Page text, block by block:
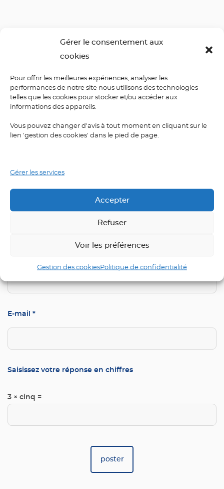
Gérer le consentement aux
cookies
Pour offrir les meilleures expériences, analyser les
performances de notre site nous utilisons des technologies
telles que les cookies pour stocker et/ou accéder aux
informations des appareils.
Vous pouvez changer d'avis à tout moment en cliquant sur le
lien 'gestion des cookies' dans le pied de page.
Gérer les services
Accepter
Refuser
Voir les préférences
Gestion des cookiesPolitique de confidentialité
Votre adresse e-mail ne sera pas publiée.
obligatoires sont indiqués avec*
E-mail *
Saisissez votre réponse en chiffres
3 × cinq =